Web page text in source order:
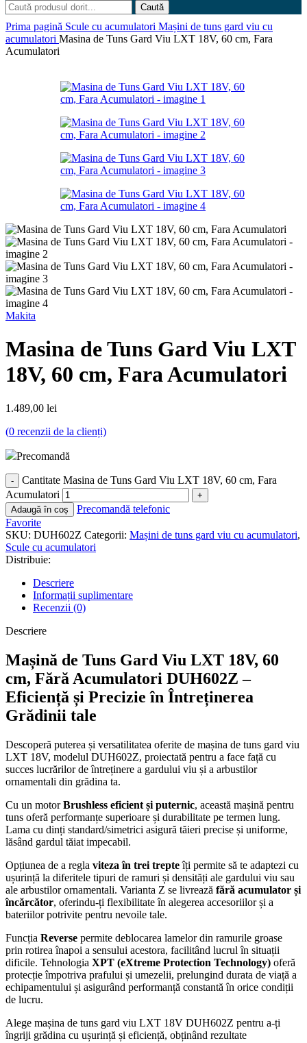
Caută
Prima pagină Scule cu acumulatori Mașini de tuns gard viu cu
acumulatori Masina de Tuns Gard Viu LXT 18V, 60 cm, Fara
Acumulatori
Makita
Masina de Tuns Gard Viu LXT
18V, 60 cm, Fara Acumulatori
1.489,00 lei
(0 recenzii de la clienți)
Precomandă
Cantitate Masina de Tuns Gard Viu LXT 18V, 60 cm, Fara
Acumulatori
Adaugă în coș
Precomandă telefonic
Favorite
SKU: DUH602Z Categorii: Mașini de tuns gard viu cu acumulatori,
Scule cu acumulatori
Distribuie:
Descriere
Informații suplimentare
Recenzii (0)
Descriere
Mașină de Tuns Gard Viu LXT 18V, 60
cm, Fără Acumulatori DUH602Z –
Eficiență și Precizie în Întreținerea
Grădinii tale
Descoperă puterea și versatilitatea oferite de mașina de tuns gard viu
LXT 18V, modelul DUH602Z, proiectată pentru a face față cu
succes lucrărilor de întreținere a gardului viu și a arbustilor
ornamentali din grădina ta.
Cu un motorBrushless eficient și puternic, această mașină pentru
tuns oferă performanțe superioare și durabilitate pe termen lung.
Lama cu dinți standard/simetrici asigură tăieri precise și uniforme,
lăsând gardul tăiat impecabil.
Opțiunea de a regla viteza în trei trepteîți permite să te adaptezi cu
ușurință la diferitele tipuri de ramuri și densități ale gardului viu sau
ale arbustilor ornamentali. Varianta Z se livrează fără acumulator și
încărcător, oferindu-ți flexibilitate în alegerea accesoriilor și a
bateriilor potrivite pentru nevoile tale.
Funcția Reverse permite deblocarea lamelor din ramurile groase
prin rotirea înapoi a sensului acestora, facilitând lucrul în situații
dificile. Tehnologia XPT (eXtreme Protection Technology) oferă
protecție împotriva prafului și umezelii, prelungind durata de viață a
echipamentului și asigurând performanță constantă în orice condiții
de lucru.
Alege mașina de tuns gard viu LXT 18V DUH602Z pentru a-ți
îngriji grădina cu ușurință și eficiență, obținând rezultate